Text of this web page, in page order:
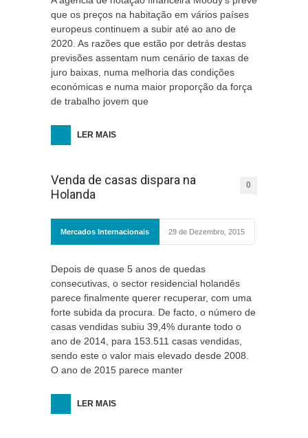
que os preços na habitação em vários países
europeus continuem a subir até ao ano de
2020. As razões que estão por detrás destas
previsões assentam num cenário de taxas de
juro baixas, numa melhoria das condições
económicas e numa maior proporção da força
de trabalho jovem que
LER MAIS
Venda de casas dispara na
Holanda
0
Mercados Internacionais 29 de Dezembro, 2015
Depois de quase 5 anos de quedas
consecutivas, o sector residencial holandês
parece finalmente querer recuperar, com uma
forte subida da procura. De facto, o número de
casas vendidas subiu 39,4% durante todo o
ano de 2014, para 153.511 casas vendidas,
sendo este o valor mais elevado desde 2008.
O ano de 2015 parece manter
LER MAIS